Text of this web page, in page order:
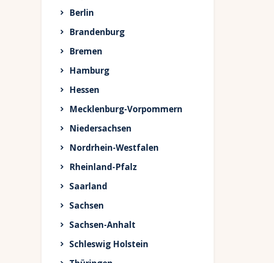
Berlin
Brandenburg
Bremen
Hamburg
Hessen
Mecklenburg-Vorpommern
Niedersachsen
Nordrhein-Westfalen
Rheinland-Pfalz
Saarland
Sachsen
Sachsen-Anhalt
Schleswig Holstein